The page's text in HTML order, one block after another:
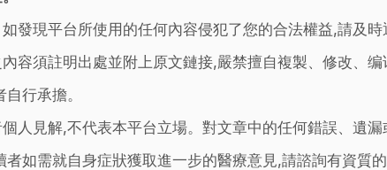
發現平台所使用的任何內容侵犯了您的合法權益,請及
容須註明出處並附上原文鏈接,嚴禁擅自複製、修改、
行承擔。
人見解,不代表本平台立場。對文章中的任何錯誤、遺
者如需就自身症狀獲取進一步的醫療意見,請諮詢有資